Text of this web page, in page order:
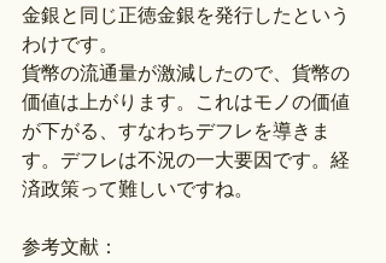
金銀と同じ正徳金銀を発行したという
わけです。
貨幣の流通量が激減したので、貨幣の
価値は上がります。これはモノの価値
が下がる、すなわちデフレを導きま
す。デフレは不況の一大要因です。経
済政策って難しいですね。
参考文献：